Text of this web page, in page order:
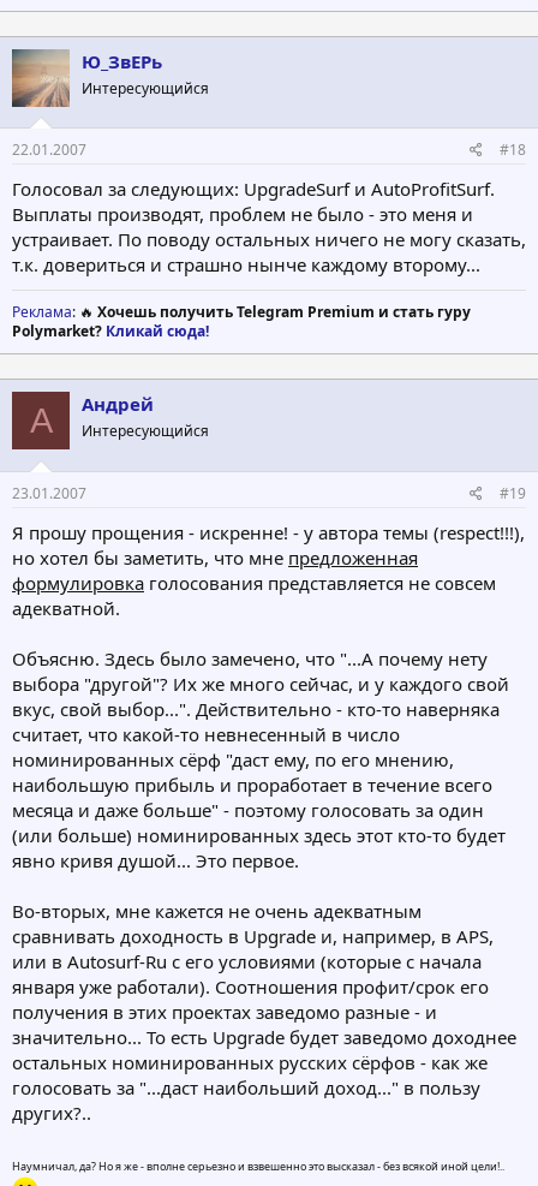
Ю_ЗвЕРь
Интересующийся
22.01.2007 #18
Голосовал за следующих: UpgradeSurf и AutoProfitSurf.
Выплаты производят, проблем не было - это меня и
устраивает. По поводу остальных ничего не могу сказать,
т.к. довериться и страшно нынче каждому второму...
Реклама: 🔥 Хочешь получить Telegram Premium и стать гуру
Polymarket? Кликай сюда!
А Андрей
Интересующийся
23.01.2007 #19
Я прошу прощения - искренне! - у автора темы (respect!!!),
но хотел бы заметить, что мне предложенная
формулировка голосования представляется не совсем
адекватной.
Объясню. Здесь было замечено, что "...А почему нету
выбора "другой"? Их же много сейчас, и у каждого свой
вкус, свой выбор...". Действительно - кто-то наверняка
считает, что какой-то невнесенный в число
номинированных сёрф "даст ему, по его мнению,
наибольшую прибыль и проработает в течение всего
месяца и даже больше" - поэтому голосовать за один
(или больше) номинированных здесь этот кто-то будет
явно кривя душой... Это первое.
Во-вторых, мне кажется не очень адекватным
сравнивать доходность в Upgrade и, например, в APS,
или в Autosurf-Ru с его условиями (которые с начала
января уже работали). Соотношения профит/срок его
получения в этих проектах заведомо разные - и
значительно... То есть Upgrade будет заведомо доходнее
остальных номинированных русских сёрфов - как же
голосовать за "...даст наибольший доход..." в пользу
других?..
Наумничал, да? Но я же - вполне серьезно и взвешенно это высказал - без всякой иной цели!..